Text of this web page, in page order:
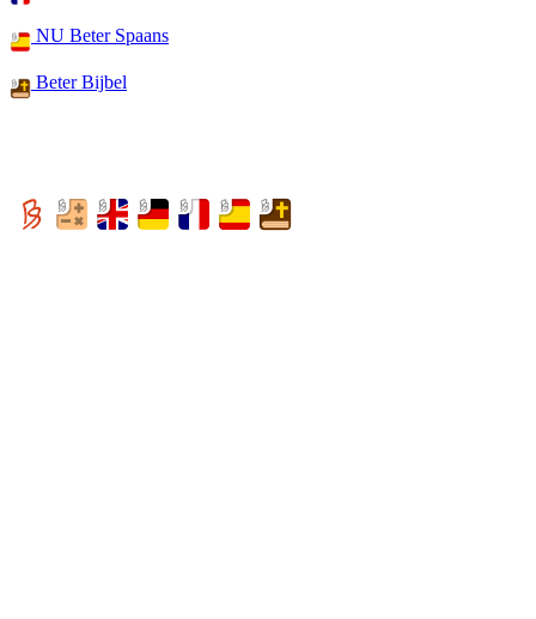
NU Beter Spaans
Beter Bijbel